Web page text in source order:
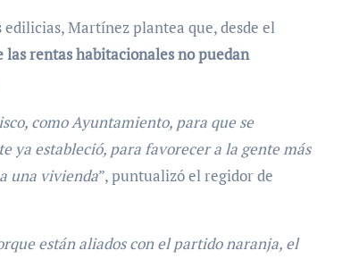
Martínez plantea que, desde el
rentas habitacionales no puedan
como Ayuntamiento, para que se
ya estableció, para favorecer a la gente más
una vivienda”, puntualizó el regidor de
están aliados con el partido naranja, el